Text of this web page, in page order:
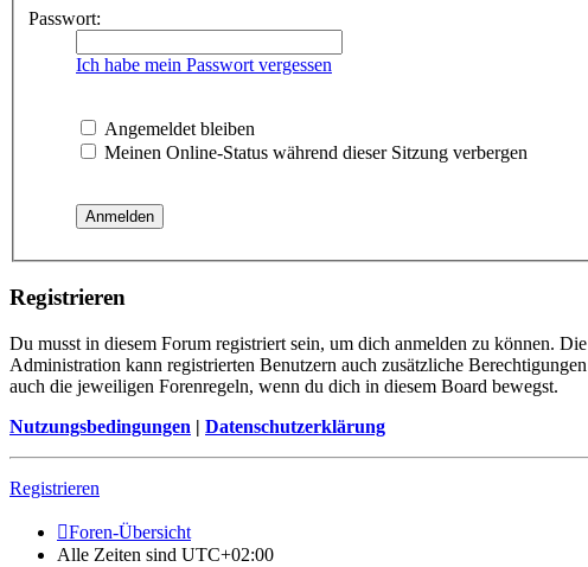
Passwort:
Ich habe mein Passwort vergessen
Angemeldet bleiben
Meinen Online-Status während dieser Sitzung verbergen
Registrieren
Du musst in diesem Forum registriert sein, um dich anmelden zu können.
Administration kann registrierten Benutzern auch zusätzliche
auch die jeweiligen Forenregeln, wenn du dich in diesem Board bewegst.
Nutzungsbedingungen | Datenschutzerklärung
Registrieren
Foren-Übersicht
Alle Zeiten sind UTC+02:00